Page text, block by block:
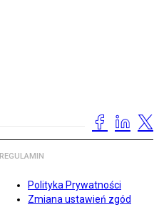
REGULAMIN
Polityka Prywatności
Zmiana ustawień zgód